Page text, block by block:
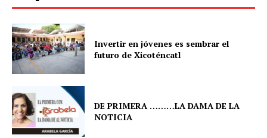
Invertir en jóvenes es sembrar el
futuro de Xicoténcatl
DE PRIMERA ………LA DAMA DE LA
NOTICIA